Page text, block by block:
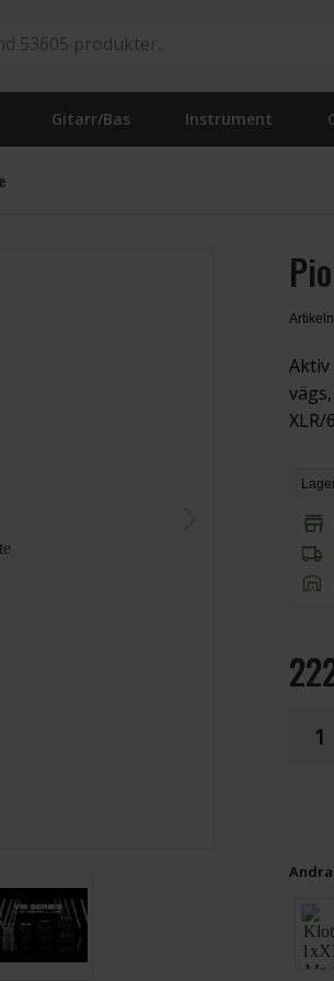
Gitarr/Bas Instrument
XLR/
store
local_shipping
warehouse
Andra